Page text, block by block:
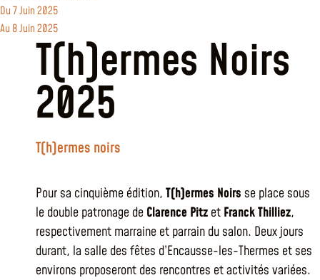
Du 7 Juin 2025
Au 8 Juin 2025
T(h)ermes Noirs
2025
T(h)ermes noirs
Pour sa cinquième édition, T(h)ermes Noirs se place sous
le double patronage de Clarence Pitz et Franck Thilliez,
respectivement marraine et parrain du salon. Deux jours
durant, la salle des fêtes d’Encausse-les-Thermes et ses
environs proposeront des rencontres et activités variées.